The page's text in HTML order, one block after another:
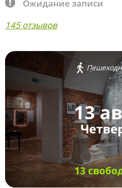
Ожидание записи
145 отзывов
13
13